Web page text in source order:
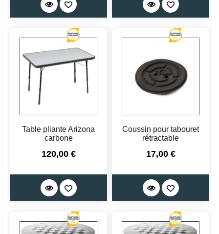
Table pliante Arizona
carbone
Prix
120,00 €
Coussin pour tabouret
rétractable
Prix
17,00 €